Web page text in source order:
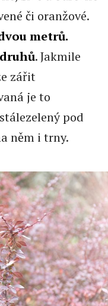
či oranžové.
metrů.
. Jakmile
zářit
je to
pod
něm i trny.